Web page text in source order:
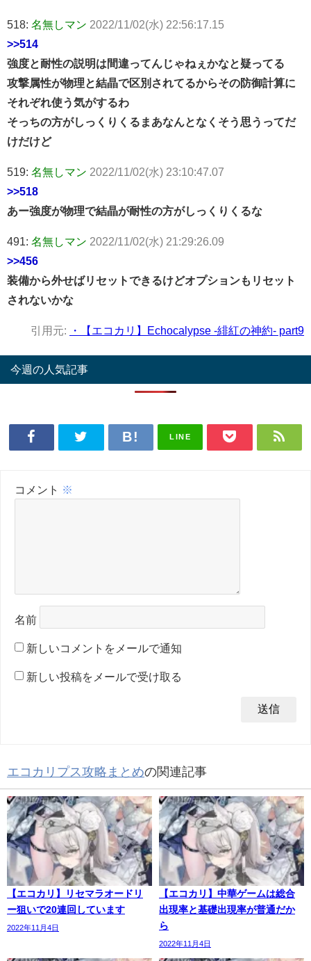
518: 名無しマン 2022/11/02(水) 22:56:17.15
>>514
強度と耐性の説明は間違ってんじゃねぇかなと疑ってる
攻撃属性が物理と結晶で区別されてるからその防御計算に
それぞれ使う気がするわ
そっちの方がしっくりくるまあなんとなくそう思うってだ
けだけど
519: 名無しマン 2022/11/02(水) 23:10:47.07
>>518
あー強度が物理で結晶が耐性の方がしっくりくるな
491: 名無しマン 2022/11/02(水) 21:29:26.09
>>456
装備から外せばリセットできるけどオプションもリセット
されないかな
引用元: ・【エコカリ】Echocalypse -緋紅の神約- part9
今週の人気記事
LINE
コメント ※
名前
新しいコメントをメールで通知
新しい投稿をメールで受け取る
エコカリプス攻略まとめの関連記事
【エコカリ】リセマラオードリ
ー狙いで20連回しています
2022年11月4日
【エコカリ】中華ゲームは総合
出現率と基礎出現率が普通だか
ら
2022年11月4日